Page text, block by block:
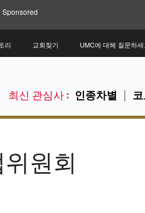
Sponsored
최신 관심사 : 인종차별
리 교회찾기 UMC에 대해 질문하세
원회